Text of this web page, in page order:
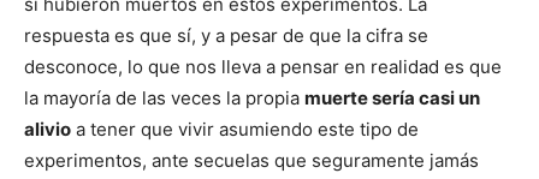
respuesta es que sí, y a pesar de que la cifra se
desconoce, lo que nos lleva a pensar en realidad es que
la mayoría de las veces la propia muerte sería casi un
alivio a tener que vivir asumiendo este tipo de
experimentos, ante secuelas que seguramente jamás